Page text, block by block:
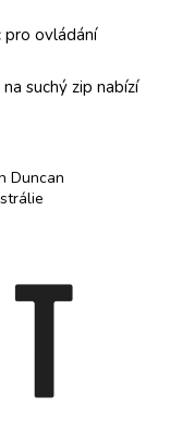
pro ovládání
suchý zip nabízí
Duncan